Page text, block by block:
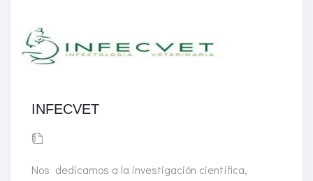
INFECVET
Nos dedicamos a la investigación científica,